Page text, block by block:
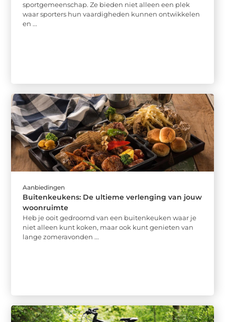
sportgemeenschap. Ze bieden niet alleen een plek
waar sporters hun vaardigheden kunnen ontwikkelen
en ...
Aanbiedingen
Buitenkeukens: De ultieme verlenging van jouw
woonruimte
Heb je ooit gedroomd van een buitenkeuken waar je
niet alleen kunt koken, maar ook kunt genieten van
lange zomeravonden ...